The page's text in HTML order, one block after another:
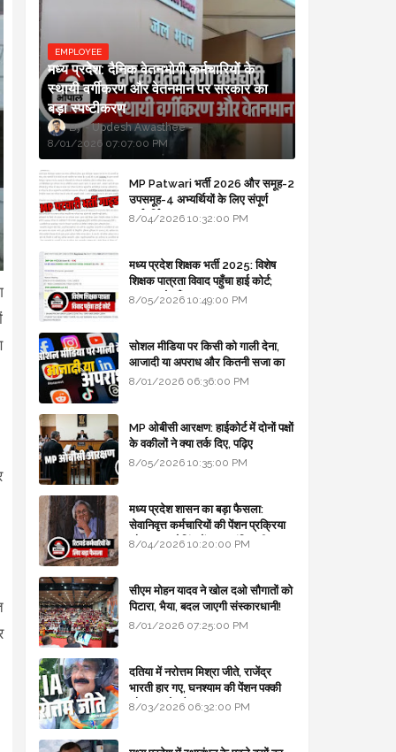
EMPLOYEE
मध्य प्रदेश: दैनिक वेतनभोगी कर्मचारियों के
स्थायी वर्गीकरण और वेतनमान पर सरकार का
बड़ा स्पष्टीकरण
Updesh Awasthee
8/01/2026 07:07:00 PM
MP Patwari भर्ती 2026 और समूह-2
उपसमूह-4 अभ्यर्थियों के लिए संपूर्ण
मार्गदर्शिका
8/04/2026 10:32:00 PM
मध्य प्रदेश शिक्षक भर्ती 2025: विशेष
शिक्षक पात्रता विवाद पहुँचा हाई कोर्ट;
सरकार से माँगा जवाब
8/05/2026 10:49:00 PM
सोशल मीडिया पर किसी को गाली देना,
आजादी या अपराध और कितनी सजा का
प्रावधान - free legal advice
8/01/2026 06:36:00 PM
MP ओबीसी आरक्षण: हाईकोर्ट में दोनों पक्षों
के वकीलों ने क्या तर्क दिए, पढ़िए
8/05/2026 10:35:00 PM
मध्य प्रदेश शासन का बड़ा फैसला:
सेवानिवृत्त कर्मचारियों की पेंशन प्रक्रिया
और बजट कोडिंग में हुए क्रांतिकारी
8/04/2026 10:20:00 PM
सीएम मोहन यादव ने खोल दओ सौगातों को
पिटारा, भैया, बदल जाएगी संस्कारधानी!
8/01/2026 07:25:00 PM
दतिया में नरोत्तम मिश्रा जीते, राजेंद्र
भारती हार गए, घनश्याम की पेंशन पक्की
और आशुतोष बैक टू...
8/03/2026 06:32:00 PM